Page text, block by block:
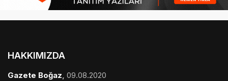
HAKKIMIZDA
Gazete Boğaz, 09.08.2020